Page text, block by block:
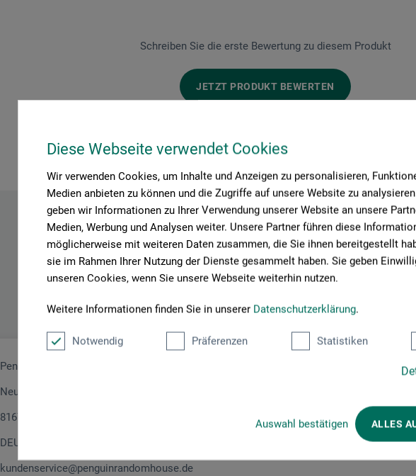
Diese Webseite verwendet Cookies
Wir verwenden Cookies, um Inhalte und Anzeigen zu personalisieren,
Medien anbieten zu können und die Zugriffe auf unsere Website zu
geben wir Informationen zu Ihrer Verwendung unserer Website an unsere
Medien, Werbung und Analysen weiter. Unsere Partner führen diese
möglicherweise mit weiteren Daten zusammen, die Sie ihnen bereitgestellt
sie im Rahmen Ihrer Nutzung der Dienste gesammelt haben. Sie geben
unseren Cookies, wenn Sie unsere Webseite weiterhin nutzen.
Weitere Informationen finden Sie in unserer Datenschutzerklärung.
Notwendig Präferenzen Statistiken
Auswahl bestätigen ALLES
Schreiben Sie die erste Bewertung zu diesem Produkt
JETZT PRODUKT BEWERTEN
Hersteller-Kontakt
Hier finden Sie die Kontaktdaten des Herstellers zu diesem
Penguin Random House Verlagsgruppe GmbH
Neumarkter Str. 28
81673 München
DEUTSCHLAND
kundenservice@penguinrandomhouse.de